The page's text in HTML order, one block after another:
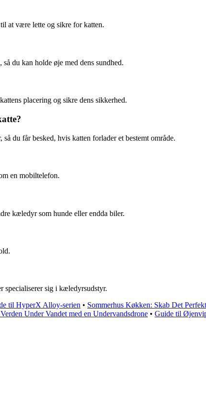
at være lette og sikre for katten.
du kan holde øje med dens sundhed.
placering og sikre dens sikkerhed.
du får besked, hvis katten forlader et bestemt område.
en mobiltelefon.
kæledyr som hunde eller endda biler.
specialiserer sig i kæledyrsudstyr.
til HyperX Alloy-serien • Sommerhus Køkken: Skab Det
Under Vandet med en Undervandsdrone • Guide til